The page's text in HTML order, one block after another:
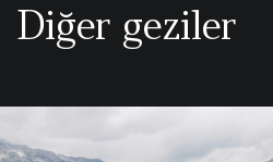
Diğer geziler